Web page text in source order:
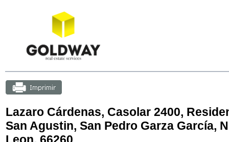
Lazaro Cárdenas, Casolar 2400,
San Agustin, San Pedro Garza Garcí­a,